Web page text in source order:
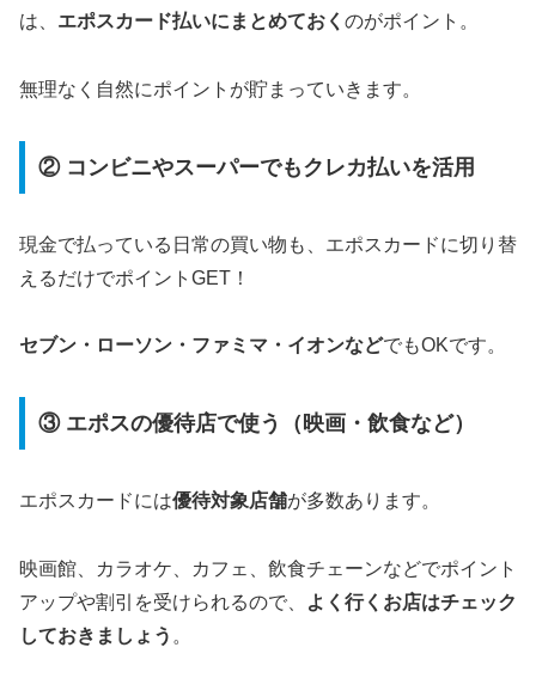
は、 エポスカード払いにまとめておく のがポイント。
無理なく自然にポイントが貯まっていきます。
② コンビニやスーパーでもクレカ払いを活用
現金で払っている日常の買い物も、エポスカードに切り替
えるだけでポイントGET！
セブン・ローソン・ファミマ・イオンなどでもOKです。
③ エポスの優待店で使う（映画・飲食など）
エポスカードには優待対象店舗が多数あります。
映画館、カラオケ、カフェ、飲食チェーンなどでポイント
アップや割引を受けられるので、
よく行くお店はチェック
しておきましょう 。